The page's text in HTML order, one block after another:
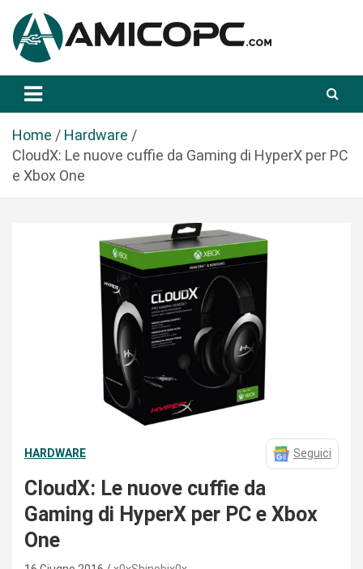
a
Amicopc.com
Home
Hardware
CloudX: Le nuove cuffie da Gaming di HyperX per PC
e Xbox One
HARDWARE Seguici
CloudX: Le nuove cuffie da
Gaming di HyperX per PC e Xbox
One